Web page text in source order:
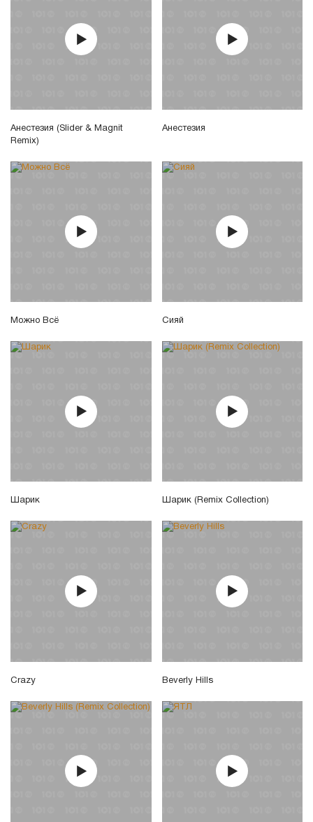
Анестезия (Slider & Magnit
Remix)
Анестезия
Можно Всё Сияй
Шарик Шарик (Remix Collection)
Crazy Beverly Hills